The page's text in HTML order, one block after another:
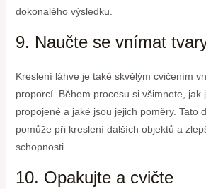
dokonalého výsledku.
9. Naučte se vnímat
Kreslení láhve je také skvělým cvičením
proporcí. Během procesu si všimnete, jak
propojené a jaké jsou jejich poměry. Tato
pomůže při kreslení dalších objektů a
schopnosti.
10. Opakujte a cvičte